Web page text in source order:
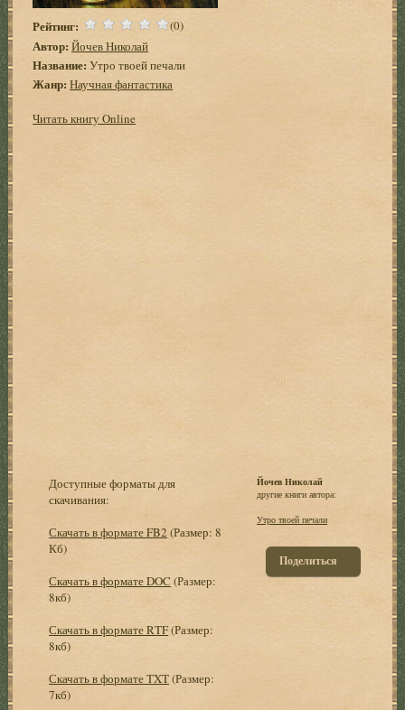
Рейтинг: (0)
Автор: Йочев Николай
Название: Утро твоей печали
Жанр: Научная фантастика
Читать книгу Online
Доступные форматы для
скачивания:
Скачать в формате FB2 (Размер: 8
Кб)
Скачать в формате DOC (Размер:
8кб)
Скачать в формате RTF(Размер:
8кб)
Скачать в формате TXT(Размер:
7кб)
Йочев Николай
другие книги автора:
Утро твоей печали
Поделиться